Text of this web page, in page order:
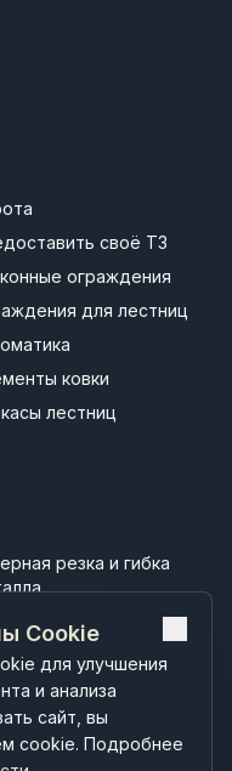
своё ТЗ
ограждения
для лестниц
ковки
лестниц
резка и гибка
ворот
зданий
Cookie
для улучшения
и анализа
сайт, вы
cookie. Подробнее